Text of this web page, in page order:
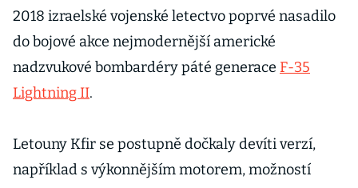
2018 izraelské vojenské letectvo poprvé nasadilo
do bojové akce nejmodernější americké
nadzvukové bombardéry páté generace F-35
Lightning II.
Letouny Kfir se postupně dočkaly devíti verzí,
například s výkonnějším motorem, možností